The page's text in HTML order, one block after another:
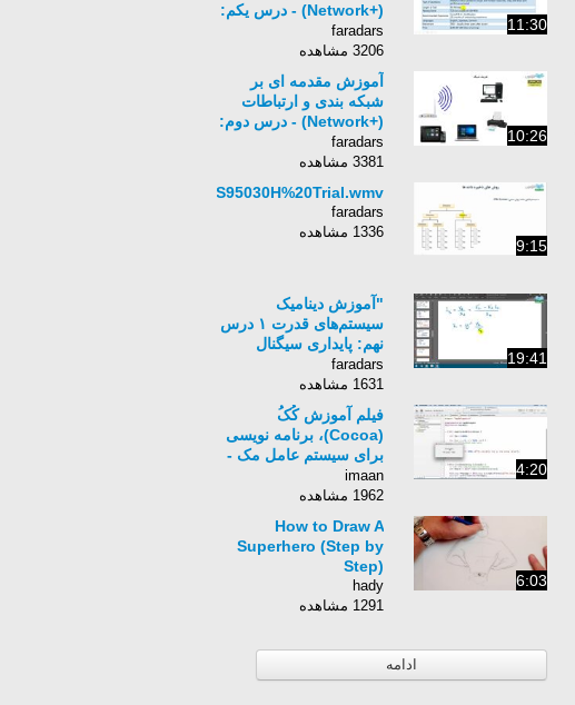
11:30
(+Network) - درس یکم:
معرفی دوره شبکه های
کامپیوتری
faradars
3206 مشاهده
10:26
آموزش مقدمه ای بر
شبکه بندی و ارتباطات
(+Network) - درس دوم:
تعریف شبکه،اجزای
faradars
3381 مشاهده
9:15
FVGIS95030H%20Trial.wmv
faradars
1336 مشاهده
19:41
"آموزش دینامیک
سیستم‌های قدرت ۱ درس
نهم: پایداری سیگنال
کوچک در سیستم‌های
(الف)"
faradars
1631 مشاهده
4:20
فیلم آموزش کُکُ
(Cocoa)، برنامه نویسی
برای سیستم عامل مک -
زبان انگلیسی -بخش 38
imaan
1962 مشاهده
6:03
How to Draw A
Superhero (Step by
Step)
hady
1291 مشاهده
ادامه